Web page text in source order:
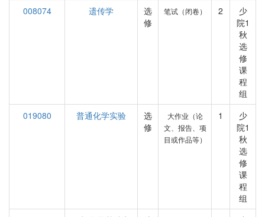
008074
遗传学
选
修
笔试（闭卷） 2
少
院1
秋
选
修
课
程
组
019080
普通化学实验
选
修
大作业（论
文、报告、项
目或作品等）
1
少
院1
秋
选
修
课
程
组